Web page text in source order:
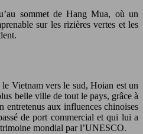
sommet de Hang Mua, où un
sur les rizières vertes et les
Vietnam vers le sud, Hoian est un
belle ville de tout le pays, grâce à
entretenus aux influences chinoises
de port commercial et qui lui a
mondial par l’UNESCO.